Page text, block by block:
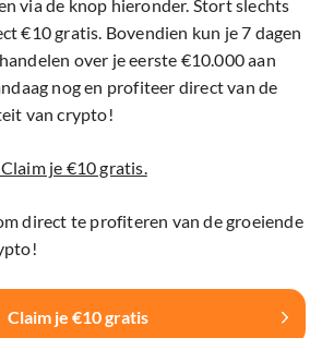
via de knop hieronder. Stort slechts
€10 gratis. Bovendien kun je 7 dagen
over je eerste €10.000 aan
nog en profiteer direct van de
van crypto!
je €10 gratis.
direct te profiteren van de groeiende
Claim je €10 gratis